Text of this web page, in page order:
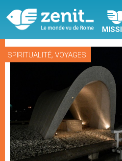
SPIRITUALITÉ, VOYAGES